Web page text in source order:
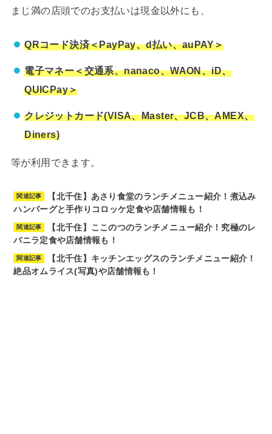
まじ満の店頭でのお支払いは現金以外にも、
QRコード決済＜PayPay、d払い、auPAY＞
電子マネー＜交通系、nanaco、WAON、iD、
QUICPay＞
クレジットカード(VISA、Master、JCB、AMEX、
Diners)
等が利用できます。
関連記事
【北千住】あさり食堂のランチメニュー紹介！煮込み
ハンバーグと手作りコロッケ定食や店舗情報も！
関連記事
【北千住】ここのつのランチメニュー紹介！究極のレ
バニラ定食や店舗情報も！
関連記事
【北千住】キッチンエッグスのランチメニュー紹介！
絶品オムライス(写真)や店舗情報も！